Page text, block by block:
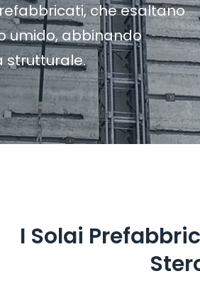
che esaltano
umido, abbinando
strutturale.
I Solai